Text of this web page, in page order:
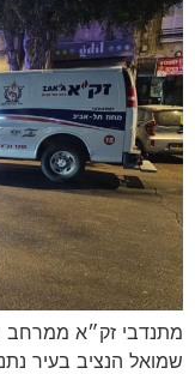
מתנדבי זק״א ממרחב